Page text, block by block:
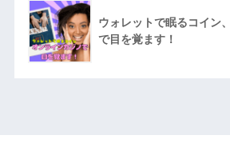
ウォレットで眠るコイン
で目を覚ます！